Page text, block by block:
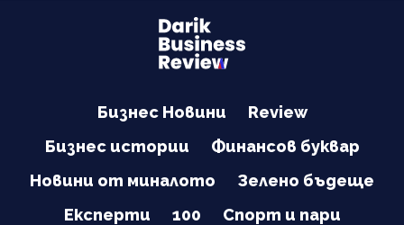
Бизнес Новини
Review
Бизнес истории
Финансов буквар
Новини от миналото
Зелено бъдеще
Експерти
100
Спорт и пари